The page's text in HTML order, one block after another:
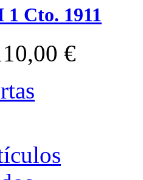
Cto. 1911
€